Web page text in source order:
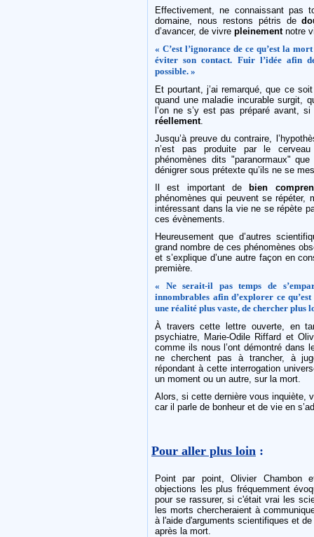
Effectivement, ne connaissant pas
domaine, nous restons pétris de
d’avancer, de vivre pleinementnotre
« C’est l’ignorance de ce qu’est la
éviter son contact. Fuir l’idée afin
possible. »
Et pourtant, j’ai remarqué, que ce
quand une maladie incurable surgit,
l’on ne s’y est pas préparé avant,
réellement.
Jusqu’à preuve du contraire,
n’est pas produite par le
phénomènes dits "paranormaux"
dénigrer sous prétexte qu’ils ne se
Il est important de
bien
phénomènes qui peuvent se
intéressant dans la vie ne se répète
ces évènements.
Heureusement que d’autres
grand nombre de ces phénomènes
et s’explique d’une autre façon en
première.
« Ne serait-il pas temps de
innombrables afin d’explorer ce
une réalité plus vaste, de chercher plus
À travers cette lettre ouverte, en
psychiatre, Marie-Odile Riffard et
comme ils nous l’ont démontré dans
ne cherchent pas à trancher, à
répondant à cette interrogation
un moment ou un autre, sur la mort.
Alors, si cette dernière vous inquiète,
car il parle de bonheur et de vie en
Pour aller plus loin :
Point par point, Olivier Chambon
objections les plus fréquemment
pour se rassurer, si c'était vrai les
les morts chercheraient à
à l'aide d'arguments scientifiques et
après la mort.